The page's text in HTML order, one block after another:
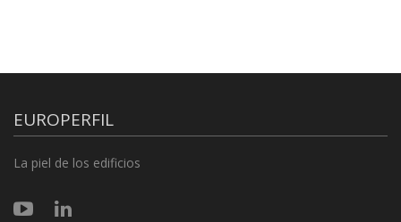
EUROPERFIL
La piel de los edificios